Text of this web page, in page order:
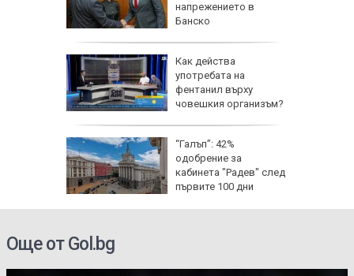
напрежението в
Банско
Как действа
употребата на
фентанил върху
човешкия организъм?
“Галъп”: 42%
одобрение за
кабинета "Радев" след
първите 100 дни
Още от Gol.bg